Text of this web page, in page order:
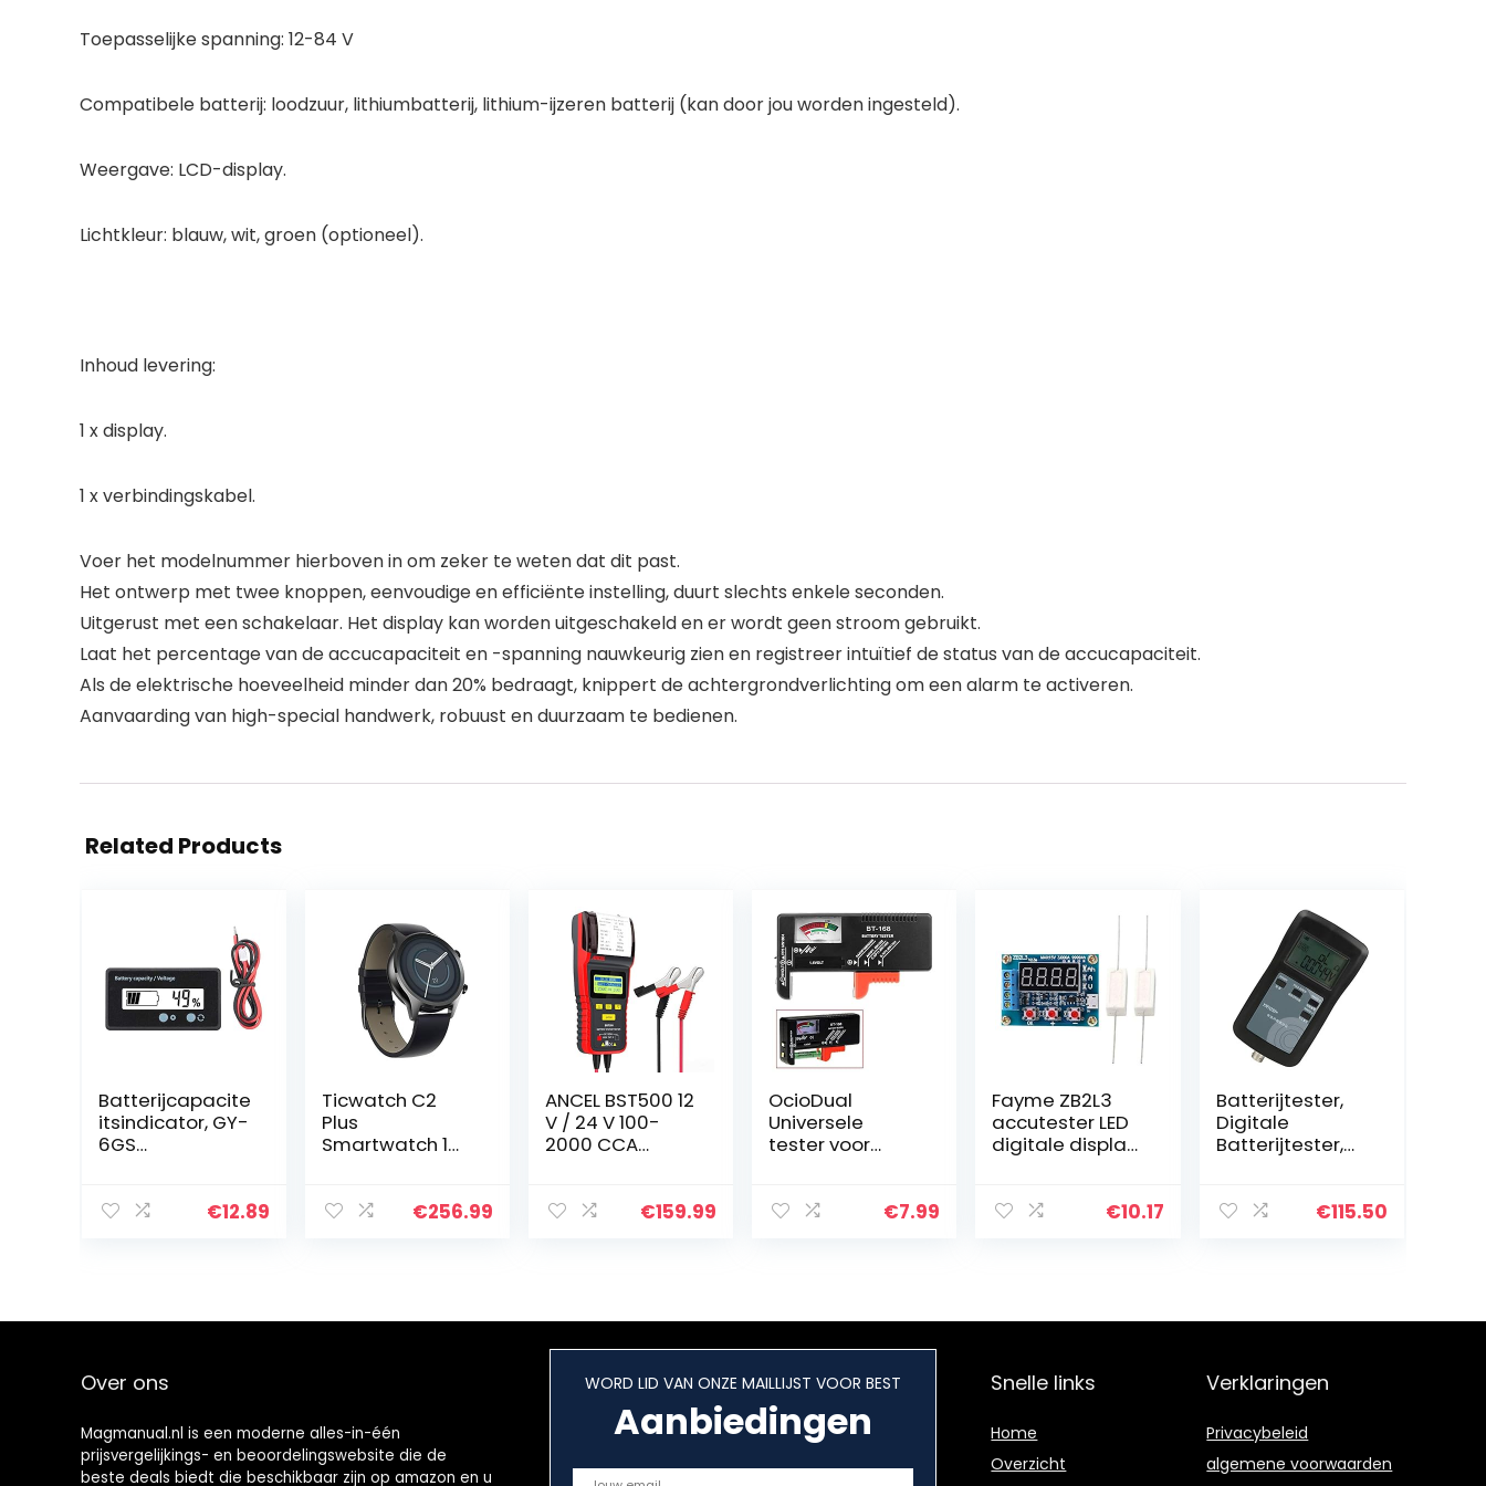
Toepasselijke spanning: 12-84 V
Compatibele batterij: loodzuur, lithiumbatterij, lithium-ijzeren batterij (kan door jou worden ingesteld).
Weergave: LCD-display.
Lichtkleur: blauw, wit, groen (optioneel).
Inhoud levering:
1 x display.
1 x verbindingskabel.
Voer het modelnummer hierboven in om zeker te weten dat dit past.
Het ontwerp met twee knoppen, eenvoudige en efficiënte instelling, duurt slechts enkele seconden.
Uitgerust met een schakelaar. Het display kan worden uitgeschakeld en er wordt geen stroom gebruikt.
Laat het percentage van de accucapaciteit en -spanning nauwkeurig zien en registreer intuïtief de status van de accucapaciteit.
Als de elektrische hoeveelheid minder dan 20% bedraagt, knippert de achtergrondverlichting om een alarm te activeren.
Aanvaarding van high-special handwerk, robuust en duurzaam te bedienen.
Related Products
Batterijcapacite
itsindicator, GY-
6GS
Waterdicht
€12.89
Ticwatch C2
Plus
Smartwatch 1
IP68 waterdicht
€256.99
ANCEL BST500 12
V / 24 V 100-
2000 CCA
Voertuigdiagno
€159.99
OcioDual
Universele
tester voor
BT-168, zwart€7.99
Fayme ZB2L3
accutester LED
digitale display
test weerstand
€10.17
Batterijtester,
Digitale
Batterijtester,
Lithiumbatterij
€115.50
Over ons
Magmanual.nl is een moderne alles-in-één
prijsvergelijkings- en beoordelingswebsite die de
beste deals biedt die beschikbaar zijn op amazon en u
WORD LID VAN ONZE MAILLIJST VOOR BEST
Aanbiedingen
Snelle links
Home
Overzicht
Verklaringen
Privacybeleid
algemene voorwaarden